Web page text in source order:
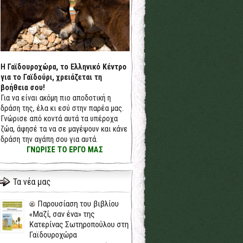
Η Γαϊδουροχώρα, το Ελληνικό Κέντρο
για το Γαϊδούρι, χρειάζεται τη
βοήθεια σου!
Για να είναι ακόμη πιο αποδοτική η
δράση της, έλα κι εσύ στην παρέα μας.
Γνώρισε από κοντά αυτά τα υπέροχα
ζώα, άφησέ τα να σε μαγέψουν και κάνε
δράση την αγάπη σου για αυτά.
ΓΝΩΡΙΣΕ ΤΟ ΕΡΓΟ ΜΑΣ
Τα νέα μας
Παρουσίαση του βιβλίου
«Μαζί, σαν ένα» της
Κατερίνας Σωτηροπούλου στη
Γαϊδουροχώρα